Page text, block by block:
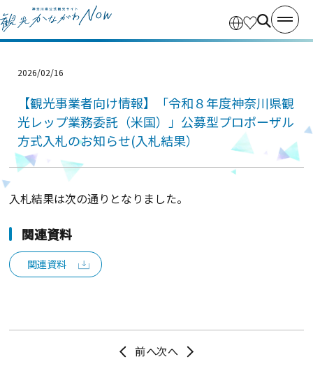
2026/02/16
【観光事業者向け情報】「令和８年度神奈川県観
光レップ業務委託（米国）」公募型プロポーザル
方式入札のお知らせ(入札結果）
入札結果は次の通りとなりました。
関連資料
関連資料